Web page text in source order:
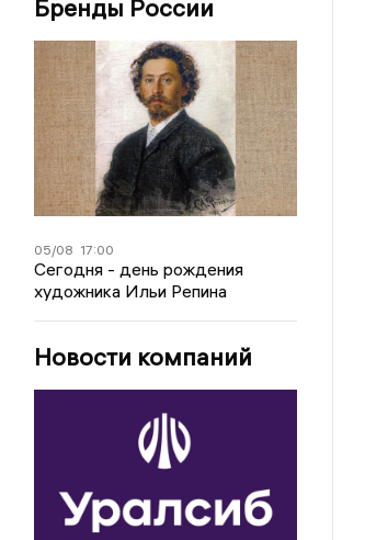
Бренды России
05/08 17:00
Сегодня - день рождения
художника Ильи Репина
Новости компаний